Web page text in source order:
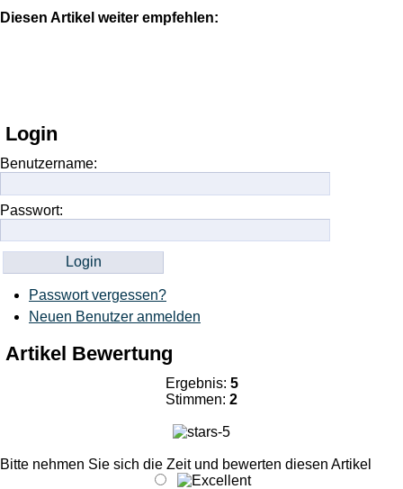
Diesen Artikel weiter empfehlen:
Login
Benutzername:
Passwort:
Passwort vergessen?
Neuen Benutzer anmelden
Artikel Bewertung
Ergebnis: 5
Stimmen: 2
Bitte nehmen Sie sich die Zeit und bewerten diesen Artikel